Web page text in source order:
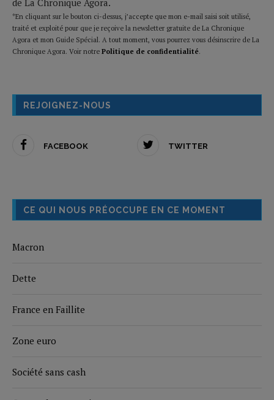
de La Chronique Agora.
*En cliquant sur le bouton ci-dessus, j’accepte que mon e-mail saisi soit utilisé,
traité et exploité pour que je reçoive la newsletter gratuite de La Chronique
Agora et mon Guide Spécial. A tout moment, vous pourrez vous désinscrire de La
Chronique Agora. Voir notre Politique de confidentialité.
REJOIGNEZ-NOUS
FACEBOOK TWITTER
CE QUI NOUS PRÉOCCUPE EN CE MOMENT
Macron
Dette
France en Faillite
Zone euro
Société sans cash